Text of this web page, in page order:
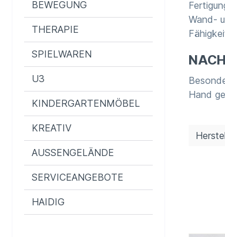
BEWEGUNG
THERAPIE
SPIELWAREN
U3
KINDERGARTENMÖBEL
KREATIV
AUSSENGELÄNDE
SERVICEANGEBOTE
HAIDIG
Wand-
Hand